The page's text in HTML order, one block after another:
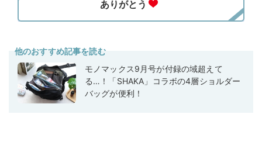
他のおすすめ記事を読む
モノマックス9月号が付録の域超えて
る…！「SHAKA」コラボの4層ショルダー
バッグが便利！